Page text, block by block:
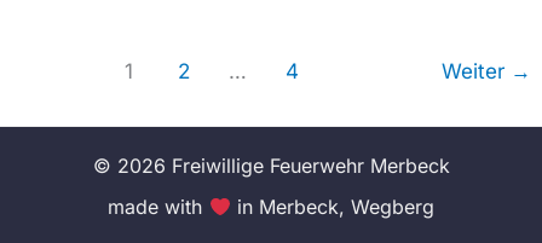
1 2 … 4 Weiter →
© 2026 Freiwillige Feuerwehr Merbeck
made with
in Merbeck, Wegberg